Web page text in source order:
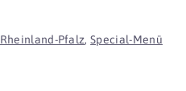
Pfalz,Special-Menü